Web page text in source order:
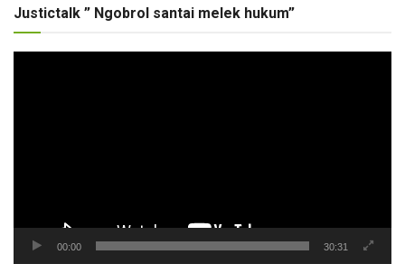
Justictalk ” Ngobrol santai melek hukum”
00:00 30:31